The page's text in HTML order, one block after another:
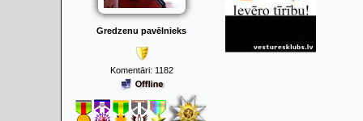
Gredzenu pavēlnieks
Komentāri: 1182